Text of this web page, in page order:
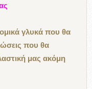
γλυκά που θα
που θα
μας ακόμη